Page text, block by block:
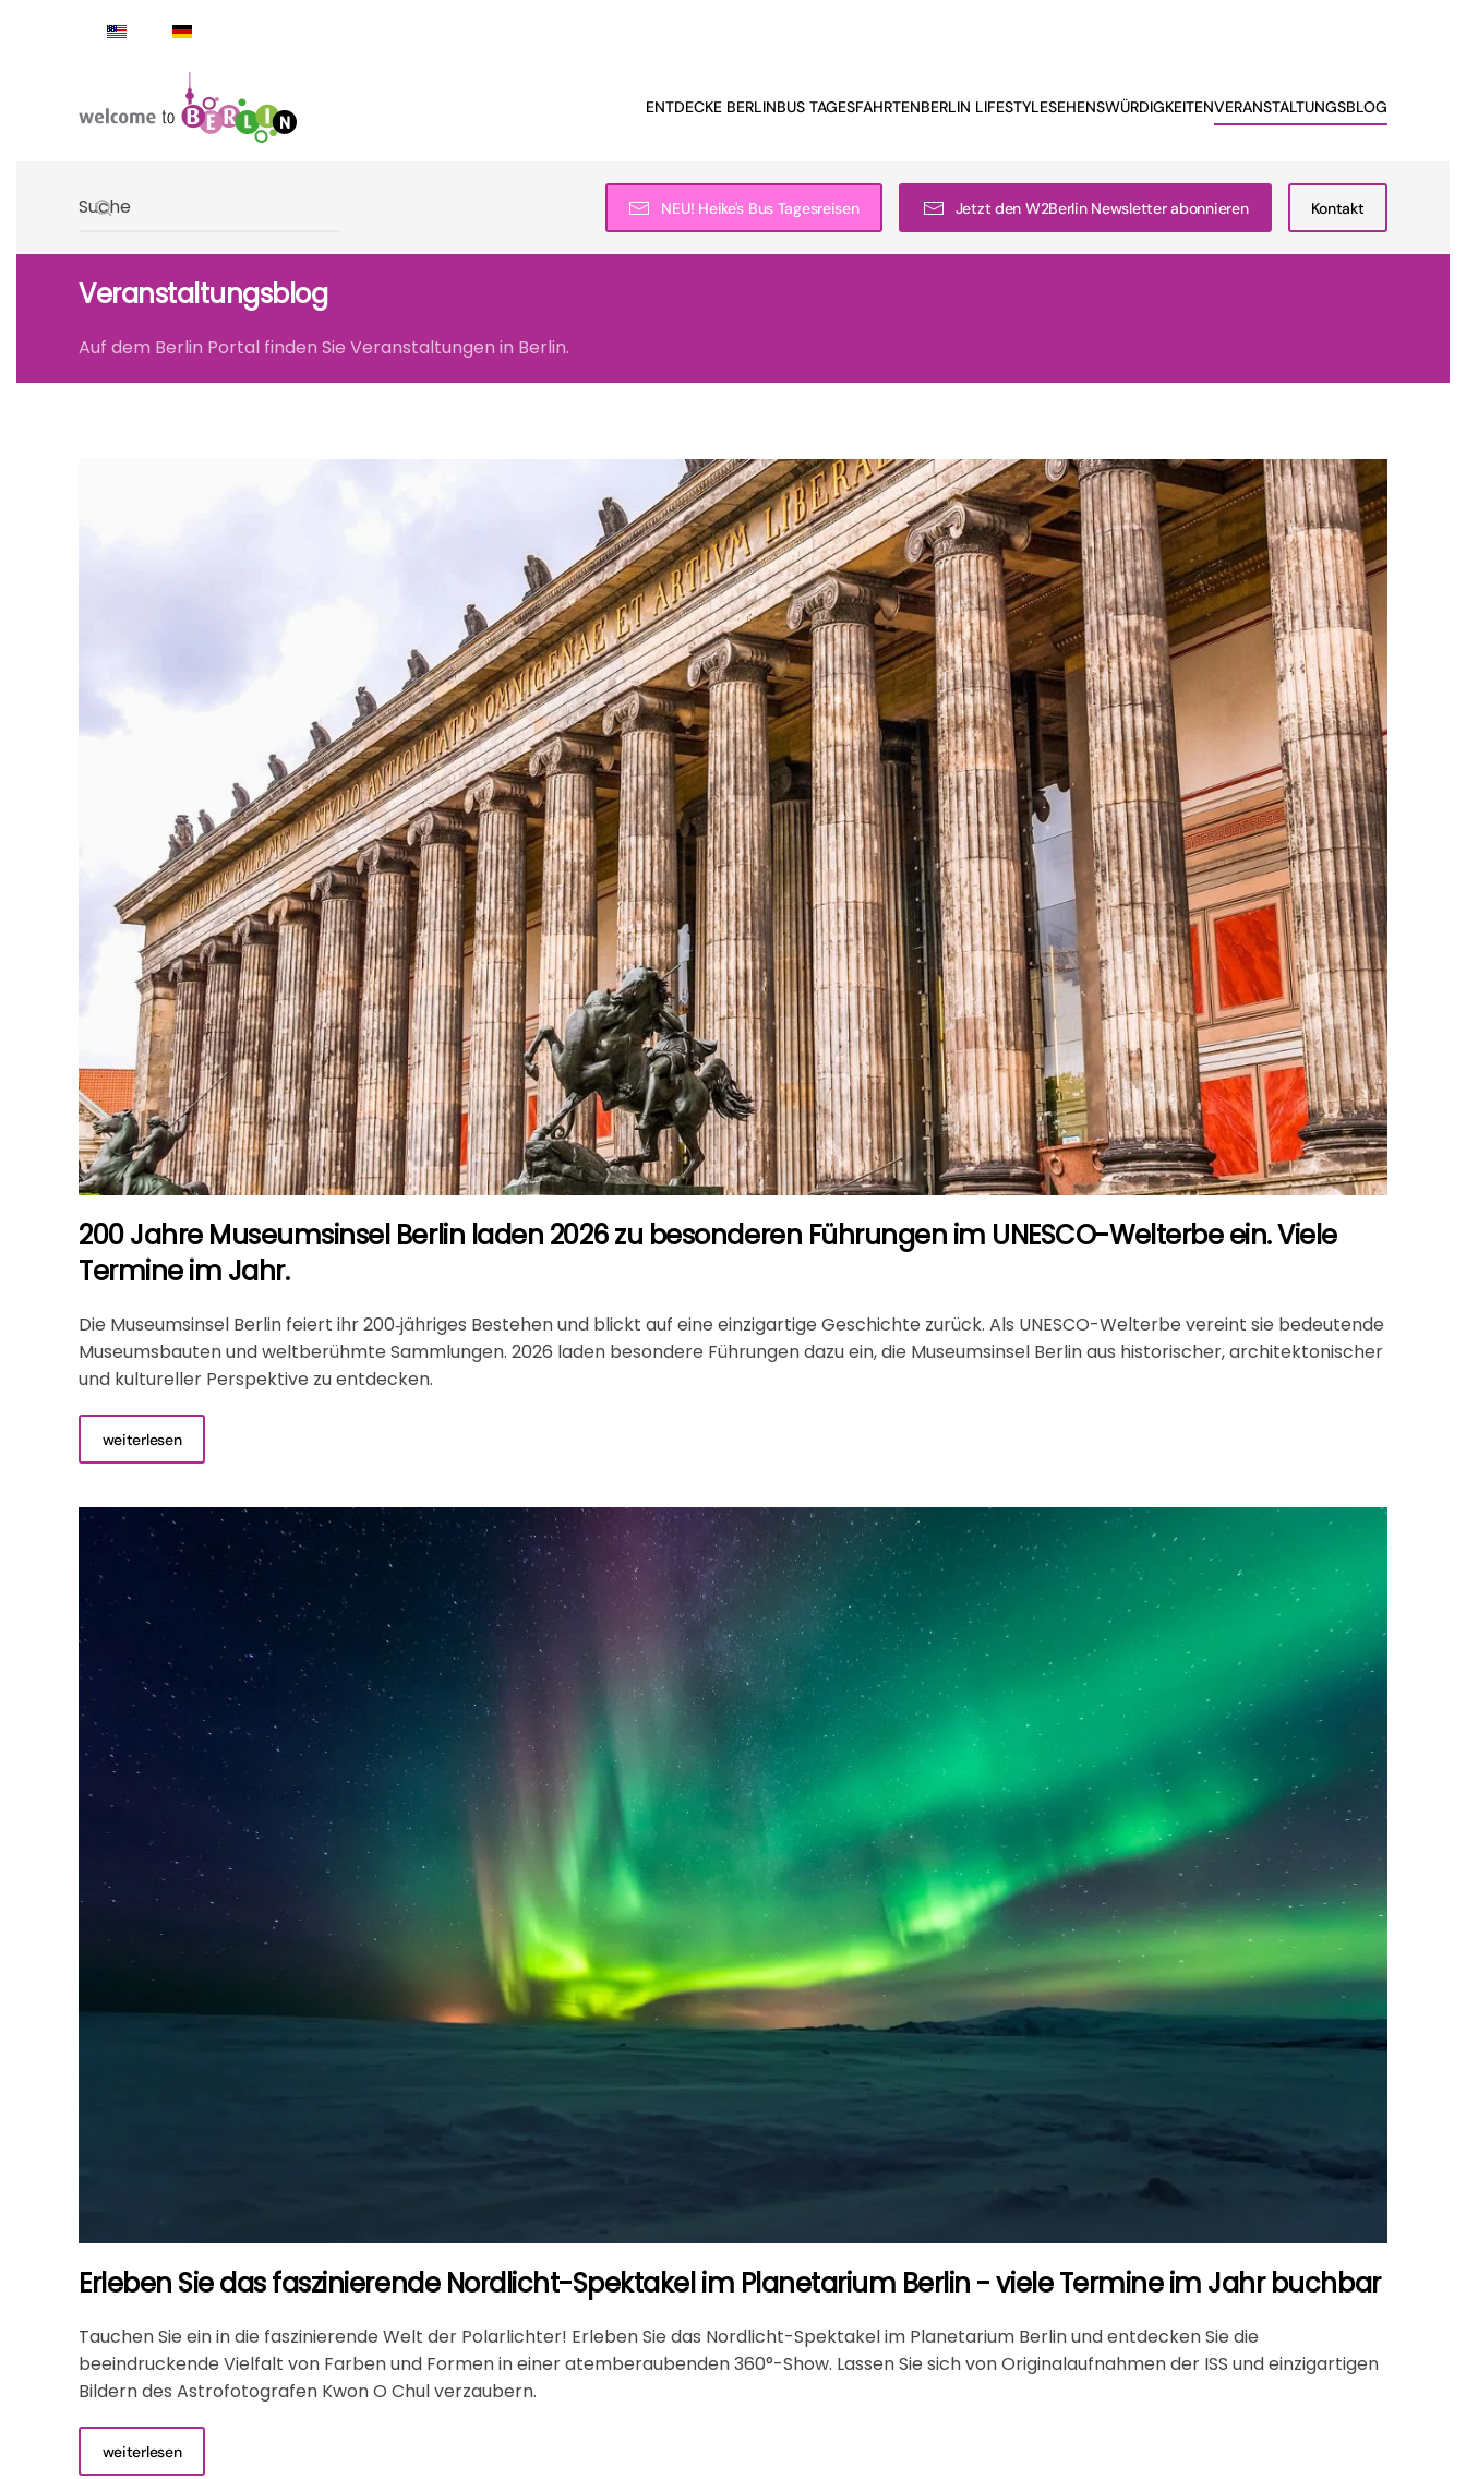
ENTDECKE BERLINBUS TAGESFAHRTENBERLIN LIFESTYLESEHENSWÜRDIGKEITENVERANSTALTUNGSBLOG
NEU! Heike's Bus Tagesreisen Jetzt den W2Berlin Newsletter abonnieren Kontakt
Veranstaltungsblog
Auf dem Berlin Portal finden Sie Veranstaltungen in Berlin.
200 Jahre Museumsinsel Berlin laden 2026 zu besonderen Führungen im UNESCO-Welterbe ein. Viele
Termine im Jahr.
Die Museumsinsel Berlin feiert ihr 200‑jähriges Bestehen und blickt auf eine einzigartige Geschichte zurück. Als UNESCO-Welterbe vereint sie bedeutende
Museumsbauten und weltberühmte Sammlungen. 2026 laden besondere Führungen dazu ein, die Museumsinsel Berlin aus historischer, architektonischer
und kultureller Perspektive zu entdecken.
weiterlesen
Erleben Sie das faszinierende Nordlicht-Spektakel im Planetarium Berlin - viele Termine im Jahr buchbar
Tauchen Sie ein in die faszinierende Welt der Polarlichter! Erleben Sie das Nordlicht-Spektakel im Planetarium Berlinund entdecken Sie die
beeindruckende Vielfalt von Farben und Formen in einer atemberaubenden 360°-Show. Lassen Sie sich von Originalaufnahmen der ISS und einzigartigen
Bildern des Astrofotografen Kwon O Chul verzaubern.
weiterlesen